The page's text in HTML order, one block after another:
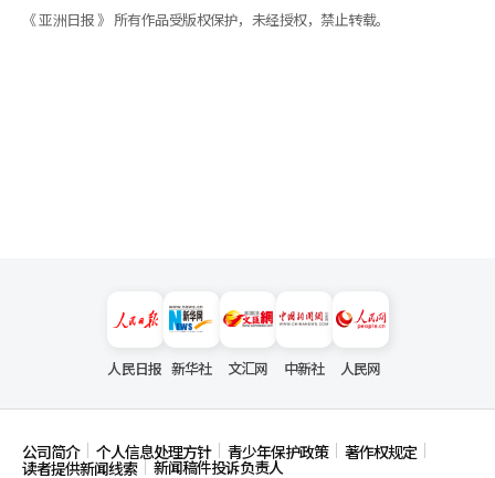
《 亚洲日报 》 所有作品受版权保护，未经授权，禁止转载。
人民日报 新华社 文汇网 中新社 人民网
公司简介 个人信息处理方针 青少年保护政策 著作权规定
读者提供新闻线索
新闻稿件投诉负责人